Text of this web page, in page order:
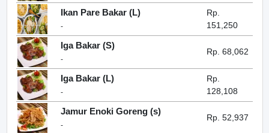
Ikan Pare Bakar (L)
-
Rp.
151,250
Iga Bakar (S)
-
Rp. 68,062
Iga Bakar (L)
-
Rp.
128,108
Jamur Enoki Goreng (s)
-
Rp. 52,937